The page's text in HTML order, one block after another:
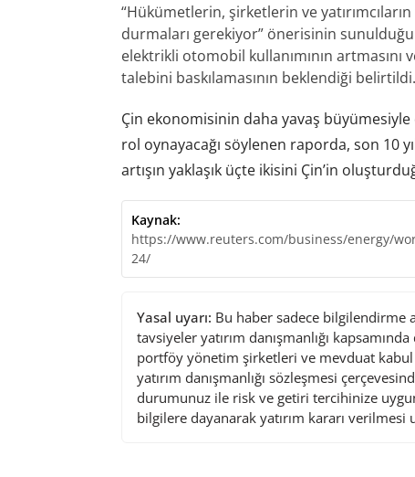
“Hükümetlerin, şirketlerin ve
durmaları gerekiyor” önerisinin
elektrikli otomobil kullanımının
talebini baskılamasının beklendiği belirtildi.
Çin ekonomisinin daha yavaş
rol oynayacağı söylenen raporda, son 10
artışın yaklaşık üçte ikisini Çin’in
Kaynak:
https://www.reuters.com/business/energy/
24/
Yasal uyarı: Bu haber sadece bilgilendirme
tavsiyeler yatırım danışmanlığı
portföy yönetim şirketleri ve mevduat
yatırım danışmanlığı sözleşmesi
durumunuz ile risk ve getiri tercihinize
bilgilere dayanarak yatırım kararı